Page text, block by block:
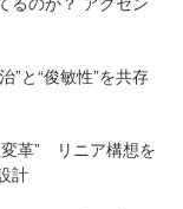
”と“俊敏性”を共存
変革” リニア構想を
計